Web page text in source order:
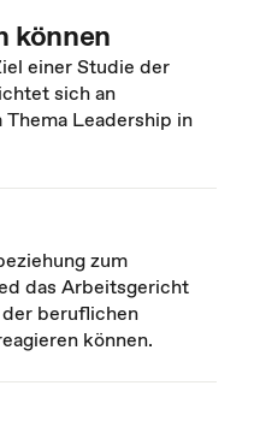
können
einer Studie der
sich an
Leadership in
zum
das Arbeitsgericht
beruflichen
können.